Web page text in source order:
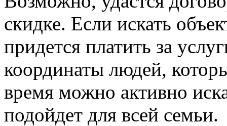
скидке. Если искать
придется платить за
координаты людей,
время можно активно
подойдет для всей семьи.